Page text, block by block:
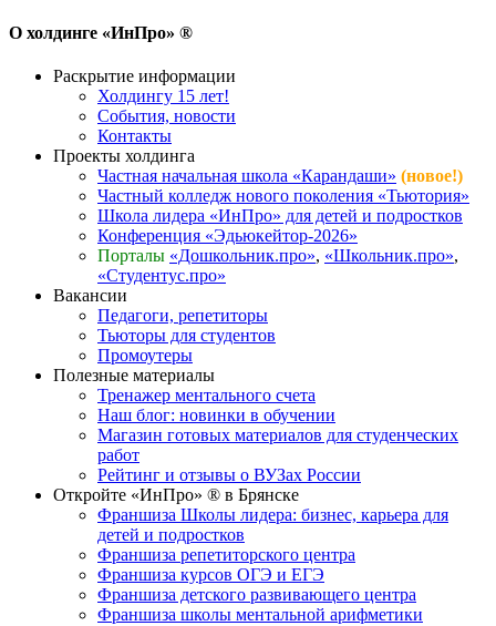
О холдинге «ИнПро» ®
Раскрытие информации
Холдингу 15 лет!
События, новости
Контакты
Проекты холдинга
Частная начальная школа «Карандаши» (новое!)
Частный колледж нового поколения «Тьютория»
Школа лидера «ИнПро» для детей и подростков
Конференция «Эдьюкейтор-2026»
Порталы «Дошкольник.про», «Школьник.про»,
«Студентус.про»
Вакансии
Педагоги, репетиторы
Тьюторы для студентов
Промоутеры
Полезные материалы
Тренажер ментального счета
Наш блог: новинки в обучении
Магазин готовых материалов для студенческих
работ
Рейтинг и отзывы о ВУЗах России
Откройте «ИнПро» ® в Брянске
Франшиза Школы лидера: бизнес, карьера для
детей и подростков
Франшиза репетиторского центра
Франшиза курсов ОГЭ и ЕГЭ
Франшиза детского развивающего центра
Франшиза школы ментальной арифметики